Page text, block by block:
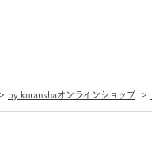
by koranshaオンラインショップ